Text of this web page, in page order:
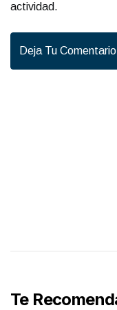
actividad.
Deja Tu Comentario
Te